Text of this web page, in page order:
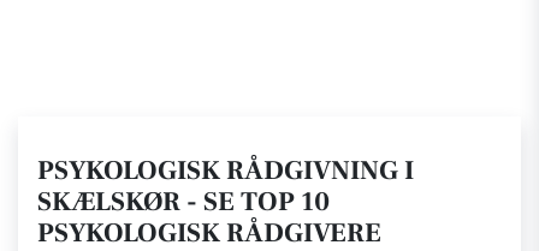
PSYKOLOGISK RÅDGIVNING I
SKÆLSKØR - SE TOP 10
PSYKOLOGISK RÅDGIVERE